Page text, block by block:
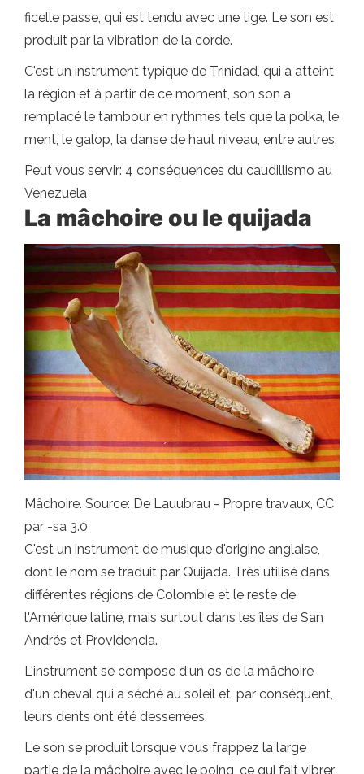
ficelle passe, qui est tendu avec une tige. Le son est
produit par la vibration de la corde.
C'est un instrument typique de Trinidad, qui a atteint
la région et à partir de ce moment, son son a
remplacé le tambour en rythmes tels que la polka, le
ment, le galop, la danse de haut niveau, entre autres.
Peut vous servir: 4 conséquences du caudillismo au
Venezuela
La mâchoire ou le quijada
Mâchoire. Source: De Lauubrau - Propre travaux, CC
par -sa 3.0
C'est un instrument de musique d'origine anglaise,
dont le nom se traduit par Quijada. Très utilisé dans
différentes régions de Colombie et le reste de
l'Amérique latine, mais surtout dans les îles de San
Andrés et Providencia.
L'instrument se compose d'un os de la mâchoire
d'un cheval qui a séché au soleil et, par conséquent,
leurs dents ont été desserrées.
Le son se produit lorsque vous frappez la large
partie de la mâchoire avec le poing, ce qui fait vibrer